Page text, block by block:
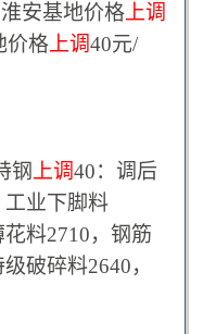
安基地价格 上调
价格 上调40元/
钢 上调40：调后
工业下脚料
料2710，钢筋
破碎料2640，